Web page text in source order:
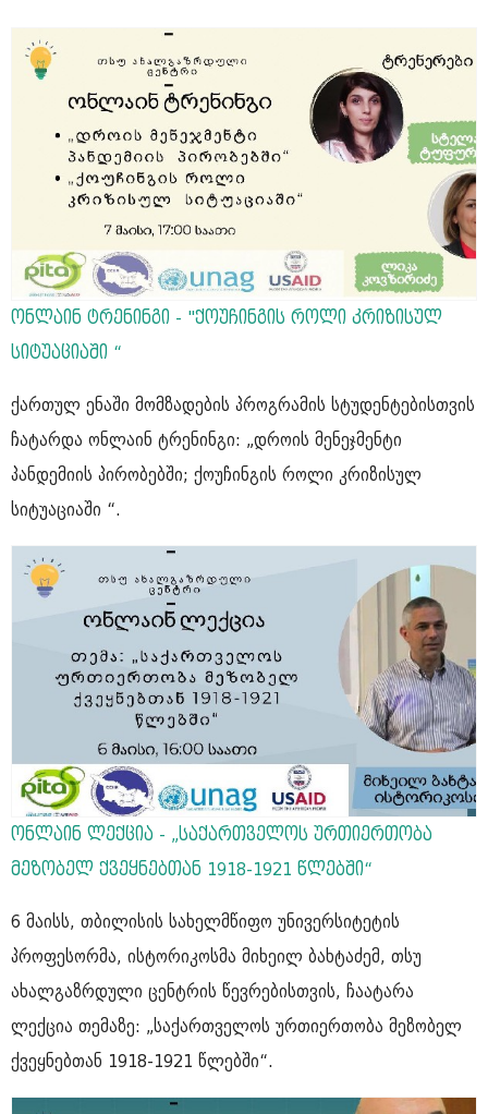
ონლაინ ტრენინგი - "ქოუჩინგის როლი კრიზისულ
სიტუაციაში “
ქართულ ენაში მომზადების პროგრამის სტუდენტებისთვის
ჩატარდა ონლაინ ტრენინგი: „დროის მენეჯმენტი
პანდემიის პირობებში; ქოუჩინგის როლი კრიზისულ
სიტუაციაში “.
ონლაინ ლექცია - „საქართველოს ურთიერთობა
მეზობელ ქვეყნებთან 1918-1921 წლებში“
6 მაისს, თბილისის სახელმწიფო უნივერსიტეტის
პროფესორმა, ისტორიკოსმა მიხეილ ბახტაძემ, თსუ
ახალგაზრდული ცენტრის წევრებისთვის, ჩაატარა
ლექცია თემაზე: „საქართველოს ურთიერთობა მეზობელ
ქვეყნებთან 1918-1921 წლებში“.